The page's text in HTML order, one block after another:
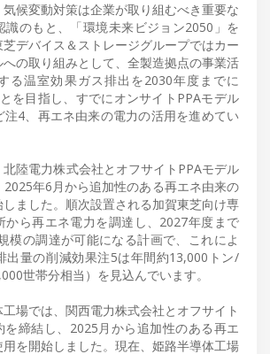
候変動対策は企業が取り組むべき重要な
識のもと、「環境未来ビジョン2050」を
デバイス＆ストレージグループではカー
の取り組みとして、全製造拠点の事業活
る温室効果ガス排出を2030年度までに
を目指し、すでにオンサイトPPAモデル
4、再エネ由来の電力の活用を進めてい
陸電力株式会社とオフサイトPPAモデル
年6月から追加性のある再エネ由来の
ました。順次設置される加賀東芝向け専
から再エネ電力を調達し、2027年度まで
模の調達が可能になる計画で、これによ
出量の削減効果注5は年間約13,000トン/
世帯分相当）を見込んでいます。
場では、関西電力株式会社とオフサイト
を締結し、2025月から追加性のある再エ
を開始しました。現在、姫路半導体工場